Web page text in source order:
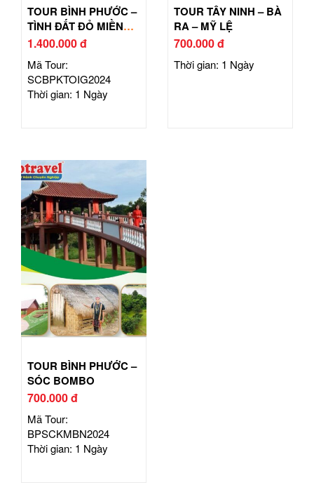
TOUR BÌNH PHƯỚC –
TÌNH ĐẤT ĐỎ MIỀN
ĐÔNG
1.400.000 đ
Mã Tour:
SCBPKTOIG2024
Thời gian: 1 Ngày
TOUR TÂY NINH – BÀ
RA – MỸ LỆ
700.000 đ
Thời gian: 1 Ngày
TOUR BÌNH PHƯỚC –
SÓC BOMBO
700.000 đ
Mã Tour:
BPSCKMBN2024
Thời gian: 1 Ngày